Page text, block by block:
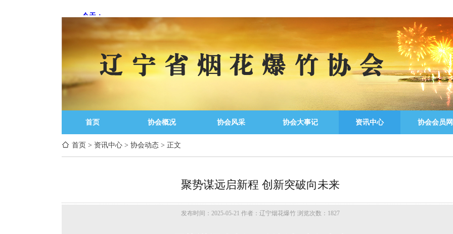
首页 协会概况 协会风采 协会大事记 资讯中心 协会会员
首页 > 资讯中心 > 协会动态 > 正文
聚势谋远启新程 创新突破向未来
发布时间：2025-05-21 作者：辽宁烟花爆竹 浏览次数：1827